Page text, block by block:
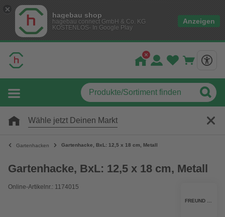
hagebau shop
hagebau connect GmbH & Co. KG
KOSTENLOS- In Google Play
Anzeigen
Wähle jetzt Deinen Markt
Gartenhacken Gartenhacke, BxL: 12,5 x 18 cm, Metall
Gartenhacke, BxL: 12,5 x 18 cm, Metall
Online-Artikelnr.: 1174015